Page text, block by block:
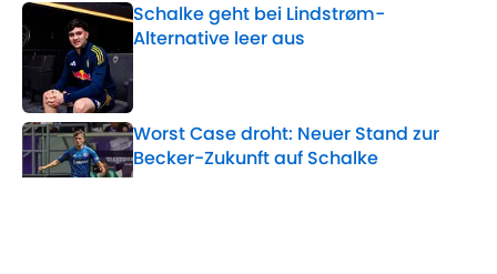
Schalke geht bei Lindstrøm-
Alternative leer aus
Published by on Invalid Date
Worst Case droht: Neuer Stand zur
Becker-Zukunft auf Schalke
Published by on Invalid Date